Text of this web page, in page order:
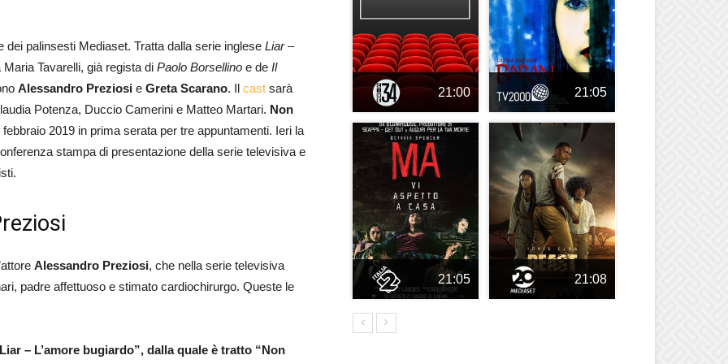
dei palinsesti Mediaset. Tratta dalla serie inglese Liar –
Tavarelli, già regista di Paolo Borsellino e de Il
Alessandro Preziosi e Greta Scarano. Il cast sarà
Potenza, Duccio Camerini e Matteo Martari. Non
2019 in prima serata per tre appuntamenti. Ieri la
stampa di presentazione della serie televisiva e
Alessandro Preziosi, che nella serie televisiva
padre affettuoso e stimato cardiochirurgo. Queste le
– L’amore bugiardo”, dalla quale è tratto “Non
21:00 21:05
21:05 21:08